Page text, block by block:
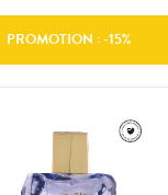
PROMOTION : -15%